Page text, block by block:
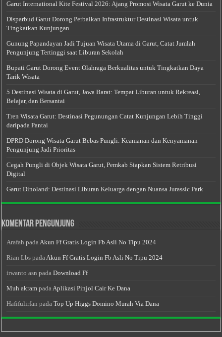
Garut International Kite Festival 2026: Ajang Promosi Wisata Garut ke Dunia
Disparbud Garut Dorong Perbaikan Infrastruktur Destinasi Wisata untuk
Tingkatkan Kunjungan
Gunung Papandayan Jadi Tujuan Wisata Utama di Garut, Catat Jumlah
Pengunjung Tertinggi saat Liburan Sekolah
Bupati Garut Dorong Event Olahraga Berkualitas untuk Tingkatkan Daya
Tarik Wisata
5 Destinasi Wisata di Garut, Jawa Barat: Tempat Liburan untuk Rekreasi,
Belajar, dan Bersantai
Tren Wisata Garut: Destinasi Pegunungan Catat Kunjungan Lebih Tinggi
daripada Pantai
DPRD Dorong Wisata Garut Bebas Pungli: Keamanan dan Kenyamanan
Pengunjung Jadi Prioritas
Cegah Pungli di Objek Wisata Garut, Pemkab Siapkan Sistem Retribusi
Digital
Garut Dinoland: Destinasi Liburan Keluarga dengan Nuansa Jurassic Park
Komentar Pengunjung
Arafah padaAkun Ff Gratis Login Fb Asli No Tipu 2024
Rian Lbs padaAkun Ff Gratis Login Fb Asli No Tipu 2024
irwanto asn padaDownload Ff
Muh akram padaAplikasi Pinjol Cair Ke Dana
Hafifulirfan padaTop Up Higgs Domino Murah Via Dana